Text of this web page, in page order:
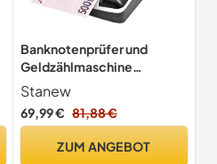
Banknotenprüfer und
Geldzählmaschine
STANEW, Geldscheinprüfer
2in1, Währungszähler mit
Wiederaufladbarer
Falschgelderkennung und
Stanew
69,99 € 81,88 €
ZUM ANGEBOT